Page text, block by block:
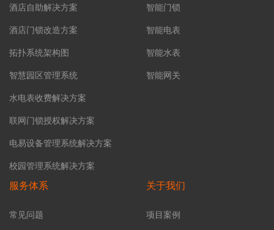
酒店自助解决方案
酒店门锁改造方案
拓扑系统架构图
智慧园区管理系统
水电表收费解决方案
联网门锁授权解决方案
电易设备管理系统解决方案
校园管理系统解决方案
智能门锁
智能电表
智能水表
智能网关
服务体系
常见问题
关于我们
项目案例